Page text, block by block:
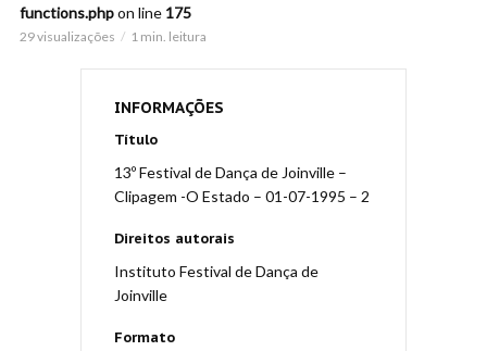
functions.phpon line 175
29 visualizações 1 min. leitura
INFORMAÇÕES
Título
13º Festival de Dança de Joinville –
Clipagem -O Estado – 01-07-1995 – 2
Direitos autorais
Instituto Festival de Dança de
Joinville
Formato